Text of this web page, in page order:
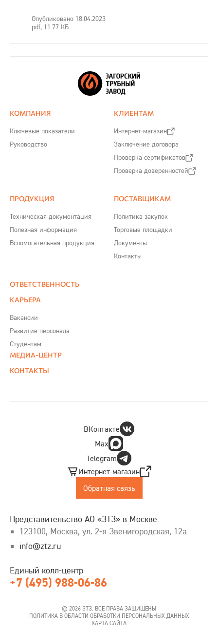
Опубликовано 18.04.2023
pdf, 11.77 КБ
КОМПАНИЯ
Ключевые показатели
Руководство
КЛИЕНТАМ
Интернет-магазин
Заключение договора
Проверка сертификатов
Проверка доверенностей
ПРОДУКЦИЯ
Техническая документация
Полезная информация
Вспомогательная продукция
ПОСТАВЩИКАМ
Политика закупок
Торговые площадки
Документы
Контакты
ОТВЕТСТВЕННОСТЬ
КАРЬЕРА
Вакансии
Развитие персонала
Студентам
МЕДИА-ЦЕНТР
КОНТАКТЫ
ВКонтакте
Max
Telegram
Интернет-магазин
Обратная связь
Предcтавительство АО «ЗТЗ» в Москве:
123100, Москва, ул. 2-я Звенигородская, 12а
info@ztz.ru
Единый колл-центр
+7 (495) 988-06-86
© 2026 ЗТЗ. ВСЕ ПРАВА ЗАЩИЩЕНЫ
ПОЛИТИКА В ОБЛАСТИ ОБРАБОТКИ ПЕРСОНАЛЬНЫХ ДАННЫХ
КАРТА САЙТА